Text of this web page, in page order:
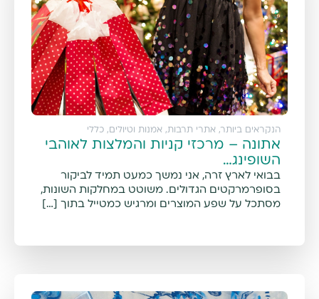
הנקראים ביותר, אתרי תרבות, אמנות וטיולים , כללי
אתונה – מרכזי קניות והמלצות לאוהבי
השופינג…
בבואי לארץ זרה, אני נמשך כמעט תמיד לביקור
בסופרמרקטים הגדולים. משוטט במחלקות השונות,
מסתכל על שפע המוצרים ומרגיש כמטייל בתוך […]